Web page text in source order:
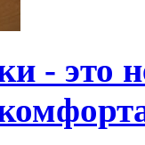
- это